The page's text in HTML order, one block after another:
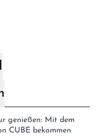
genießen: Mit dem
CUBE bekommen